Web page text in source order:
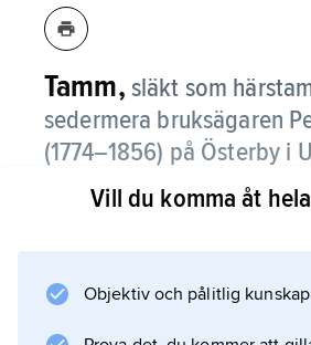
Tamm, släkt som
sedermera bruksägaren
(1774–1856) på Österby i
vilken som
riksdagen 1800 avsagt sig
Han blev dock åter adelsman
Vill du komma åt
Objektiv och pålitlig